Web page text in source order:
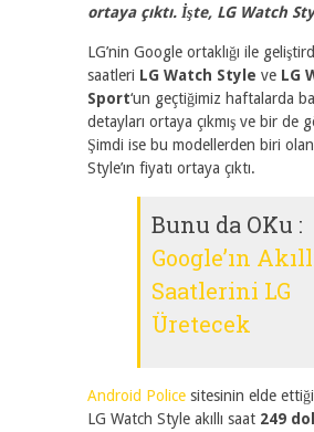
ortaya çıktı. İşte, LG Watch
LG’nin Google ortaklığı ile
saatleri LG Watch Style ve LG
Sport‘un geçtiğimiz haftalarda
detayları ortaya çıkmış ve bir de
Şimdi ise bu modellerden biri
Style’ın fiyatı ortaya çıktı.
Bunu da OKu :
Google’ın
Saatlerini LG
Üretecek
Android Police sitesinin elde
LG Watch Style akıllı saat 249